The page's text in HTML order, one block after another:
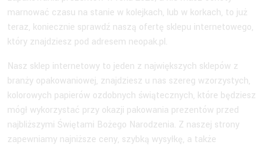
marnować czasu na stanie w kolejkach, lub w korkach, to już
teraz, koniecznie sprawdź naszą ofertę sklepu internetowego,
który znajdziesz pod adresem neopak.pl.
Nasz sklep internetowy to jeden z największych sklepów z
branży opakowaniowej, znajdziesz u nas szereg wzorzystych,
kolorowych papierów ozdobnych świątecznych, które będziesz
mógł wykorzystać przy okazji pakowania prezentów przed
najbliższymi Świętami Bożego Narodzenia. Z naszej strony
zapewniamy najniższe ceny, szybką wysyłkę, a także